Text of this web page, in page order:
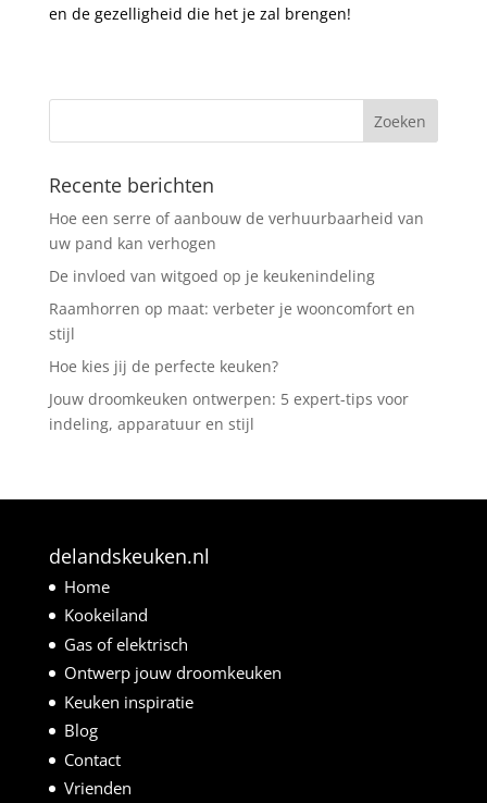
en de gezelligheid die het je zal brengen!
Recente berichten
Hoe een serre of aanbouw de verhuurbaarheid van
uw pand kan verhogen
De invloed van witgoed op je keukenindeling
Raamhorren op maat: verbeter je wooncomfort en
stijl
Hoe kies jij de perfecte keuken?
Jouw droomkeuken ontwerpen: 5 expert-tips voor
indeling, apparatuur en stijl
delandskeuken.nl
Home
Kookeiland
Gas of elektrisch
Ontwerp jouw droomkeuken
Keuken inspiratie
Blog
Contact
Vrienden